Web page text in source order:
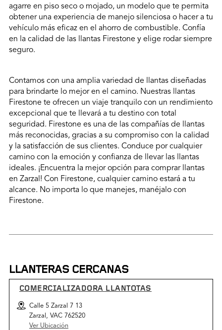
agarre en piso seco o mojado, un modelo que te permita
obtener una experiencia de manejo silenciosa o hacer a tu
vehículo más eficaz en el ahorro de combustible. Confía
en la calidad de las llantas Firestone y elige rodar siempre
seguro.
Contamos con una amplia variedad de llantas diseñadas
para brindarte lo mejor en el camino. Nuestras llantas
Firestone te ofrecen un viaje tranquilo con un rendimiento
excepcional que te llevará a tu destino con total
seguridad. Firestone es una de las compañías de llantas
más reconocidas, gracias a su compromiso con la calidad
y la satisfacción de sus clientes. Conduce por cualquier
camino con la emoción y confianza de llevar las llantas
ideales. ¡Encuentra la mejor opción para comprar llantas
en Zarzal! Con Firestone, cualquier camino estará a tu
alcance. No importa lo que manejes, manéjalo con
Firestone.
LLANTERAS CERCANAS
COMERCIALIZADORA LLANTOTAS
Calle 5 Zarzal 7 13
Zarzal, VAC 762520
Ver Ubicación